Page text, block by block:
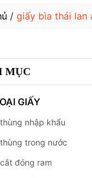
/ giấy bìa thái lan
MỤC
GIẤY
nhập khẩu
trong nước
đóng ram